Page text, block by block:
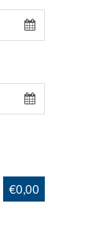
€0,00